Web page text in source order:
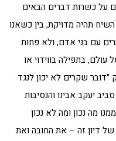
על כשרות דברים הבאים
תהיה מדויקת, בין כשאנו
עם בני אדם, ולא פחות
בתפילה בווידוי או
"דובר שקרים לא יכון לנגד
יעקב אבינו והנסיבות
מה נכון ומה לא נכון
דיון זה – את החובה ואת